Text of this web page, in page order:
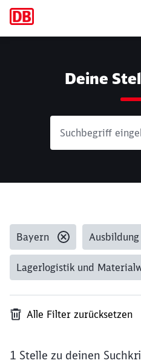
Deine
Gesetzte Filter:
Bayern Ausbildung
Lagerlogistik und
1 Stelle zu deinen
Alle Filter zurücksetzen